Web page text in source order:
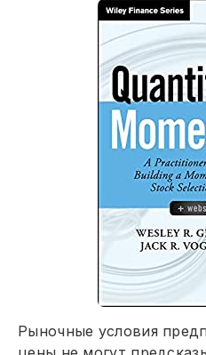
Рыночные условия